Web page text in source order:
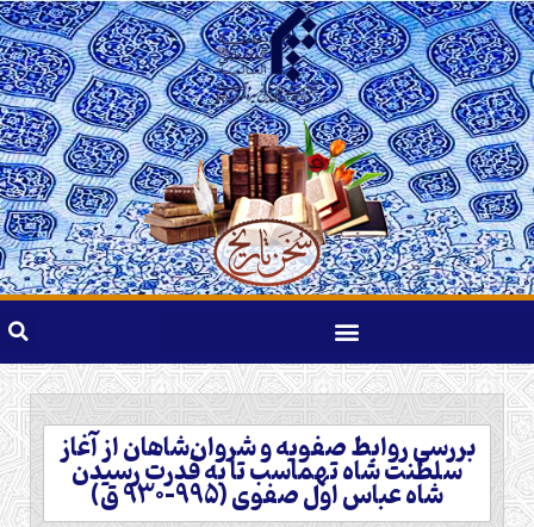
بررسی روابط صفویه و شروان‌شاهان از آغاز
سلطنت شاه تهماسب تا به قدرت رسیدن
شاه عباس اول صفوی (995-930 ق)